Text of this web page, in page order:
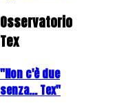
Osservatorio
Tex
"Non c'è due
senza... Tex"